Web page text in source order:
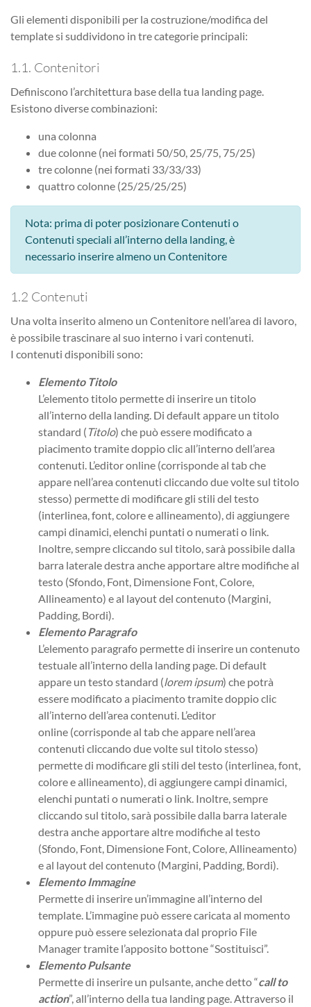
Gli elementi disponibili per la costruzione/modifica del
template si suddividono in tre categorie principali:
1.1. Contenitori
Definiscono l’architettura base della tua landing page.
Esistono diverse combinazioni:
una colonna
due colonne (nei formati 50/50, 25/75, 75/25)
tre colonne (nei formati 33/33/33)
quattro colonne (25/25/25/25)
Nota: prima di poter posizionare Contenuti o
Contenuti speciali all’interno della landing, è
necessario inserire almeno un Contenitore
1.2 Contenuti
Una volta inserito almeno un Contenitore nell’area di lavoro,
è possibile trascinare al suo interno i vari contenuti.
I contenuti disponibili sono:
Elemento Titolo
L’elemento titolo permette di inserire un titolo
all’interno della landing. Di default appare un titolo
standard ( Titolo) che può essere modificato a
piacimento tramite doppio clic all’interno dell’area
contenuti. L’editor online (corrisponde al tab che
appare nell’area contenuti cliccando due volte sul titolo
stesso) permette di modificare gli stili del testo
(interlinea, font, colore e allineamento), di aggiungere
campi dinamici, elenchi puntati o numerati o link.
Inoltre, sempre cliccando sul titolo, sarà possibile dalla
barra laterale destra anche apportare altre modifiche al
testo (Sfondo, Font, Dimensione Font, Colore,
Allineamento) e al layout del contenuto (Margini,
Padding, Bordi).
Elemento Paragrafo
L’elemento paragrafo permette di inserire un contenuto
testuale all’interno della landing page. Di default
appare un testo standard (lorem ipsum) che potrà
essere modificato a piacimento tramite doppio clic
all’interno dell’area contenuti. L’editor
online (corrisponde al tab che appare nell’area
contenuti cliccando due volte sul titolo stesso)
permette di modificare gli stili del testo (interlinea, font,
colore e allineamento), di aggiungere campi dinamici,
elenchi puntati o numerati o link. Inoltre, sempre
cliccando sul titolo, sarà possibile dalla barra laterale
destra anche apportare altre modifiche al testo
(Sfondo, Font, Dimensione Font, Colore, Allineamento)
e al layout del contenuto (Margini, Padding, Bordi).
Elemento Immagine
Permette di inserire un’immagine all’interno del
template. L’immagine può essere caricata al momento
oppure può essere selezionata dal proprio File
Manager tramite l’apposito bottone “Sostituisci”.
Elemento Pulsante
Permette di inserire un pulsante, anche detto “call to
action”, all’interno della tua landing page. Attraverso il